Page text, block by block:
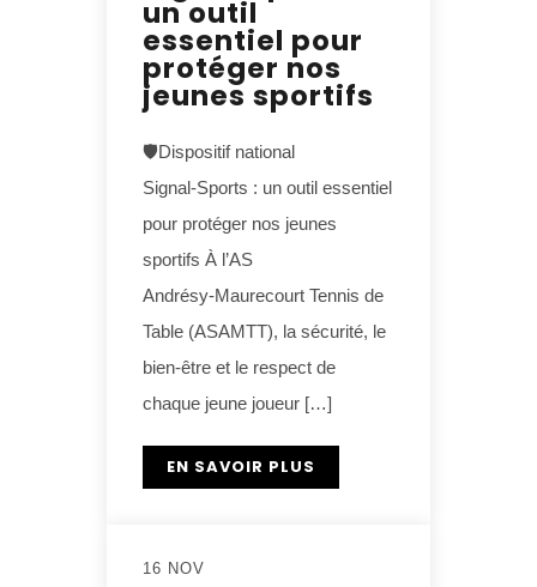
un outil
essentiel pour
protéger nos
jeunes sportifs
🛡️Dispositif national
Signal‑Sports : un outil essentiel
pour protéger nos jeunes
sportifs À l’AS
Andrésy‑Maurecourt Tennis de
Table (ASAMTT), la sécurité, le
bien‑être et le respect de
chaque jeune joueur […]
EN SAVOIR PLUS
16 NOV